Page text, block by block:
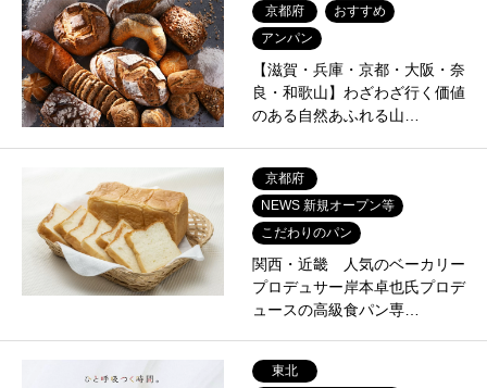
京都府
おすすめ
アンパン
【滋賀・兵庫・京都・大阪・奈
良・和歌山】わざわざ行く価値
のある自然あふれる山…
京都府
NEWS 新規オープン等
こだわりのパン
関西・近畿 人気のベーカリー
プロデュサー岸本卓也氏プロデ
ュースの高級食パン専…
東北